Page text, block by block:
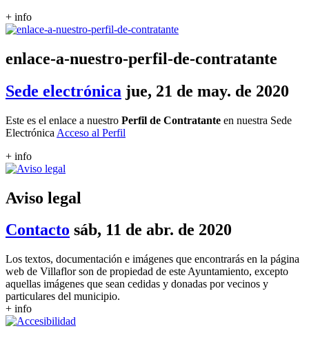
+ info
enlace-a-nuestro-perfil-de-contratante
Sede electrónica jue, 21 de may. de 2020
Este es el enlace a nuestro Perfil de Contratante en nuestra Sede
Electrónica Acceso al Perfil
+ info
Aviso legal
Contacto sáb, 11 de abr. de 2020
Los textos, documentación e imágenes que encontrarás en la página
web de Villaflor son de propiedad de este Ayuntamiento, excepto
aquellas imágenes que sean cedidas y donadas por vecinos y
particulares del municipio.
+ info